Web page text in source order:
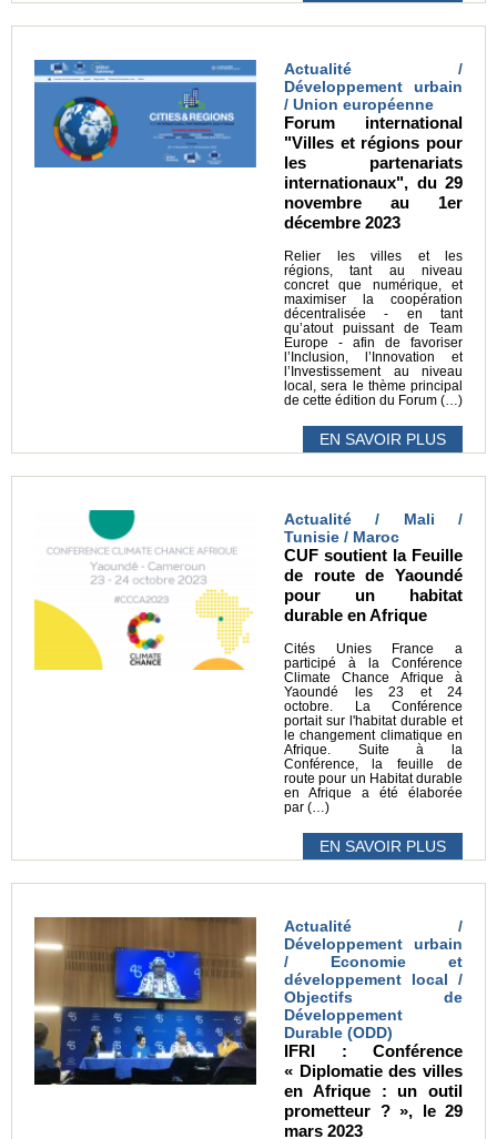
Actualité /
Développement urbain
/ Union européenne
Forum international
"Villes et régions pour
les partenariats
internationaux", du 29
novembre au 1er
décembre 2023
Relier les villes et les
régions, tant au niveau
concret que numérique, et
maximiser la coopération
décentralisée - en tant
qu’atout puissant de Team
Europe - afin de favoriser
l’Inclusion, l’Innovation et
l’Investissement au niveau
local, sera le thème principal
de cette édition du Forum (…)
EN SAVOIR PLUS
Actualité / Mali /
Tunisie / Maroc
CUF soutient la Feuille
de route de Yaoundé
pour un habitat
durable en Afrique
Cités Unies France a
participé à la Conférence
Climate Chance Afrique à
Yaoundé les 23 et 24
octobre. La Conférence
portait sur l'habitat durable et
le changement climatique en
Afrique. Suite à la
Conférence, la feuille de
route pour un Habitat durable
en Afrique a été élaborée
par (…)
EN SAVOIR PLUS
Actualité /
Développement urbain
/ Economie et
développement local /
Objectifs de
Développement
Durable (ODD)
IFRI : Conférence
« Diplomatie des villes
en Afrique : un outil
prometteur ? », le 29
mars 2023